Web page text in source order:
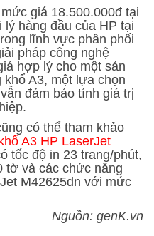
giá 18.500.000đ tại
hàng đầu của HP tại
lĩnh vực phân phối
pháp công nghệ
hợp lý cho một sản
A3, một lựa chọn
đảm bảo tính giá trị
có thể tham khảo
A3 HP LaserJet
tốc độ in 23 trang/phút,
tờ và các chức năng
M42625dn với mức
Nguồn: genK.vn